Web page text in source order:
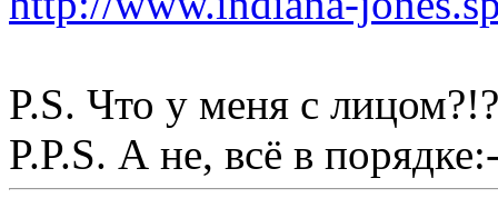
P.S. Что у меня с
P.P.S. А не, всё в